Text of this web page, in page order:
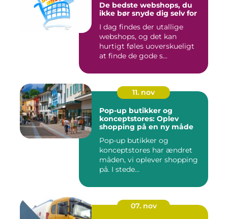
De bedste webshops, du
ikke bør snyde dig selv for
I dag findes der utallige
webshops, og det kan
hurtigt føles uoverskueligt
at finde de gode s...
11. nov
Pop-up butikker og
konceptstores: Oplev
shopping på en ny måde
Pop-up butikker og
konceptstores har ændret
måden, vi oplever shopping
på. I stede...
07. nov